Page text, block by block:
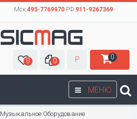
Мск:495-7769970РФ:911-9267369
0 0 Р 0
МЕНЮ
Музыкальное Оборудование